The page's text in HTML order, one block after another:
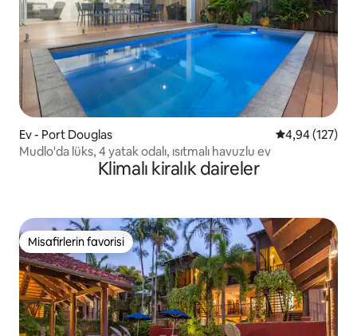
Ev - Port Douglas 5 üzerinden
4,94 (127)
Mudlo'da lüks, 4 yatak odalı, ısıtmalı havuzlu ev
Klimalı kiralık daireler
Misafirlerin favorisi
Misafirlerin favorisi